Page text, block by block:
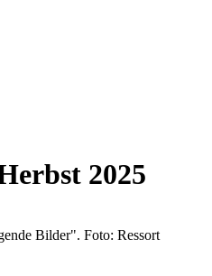
2025
Bilder". Foto: Ressort